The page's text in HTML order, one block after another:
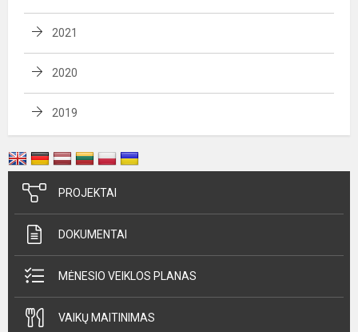
2021
2020
2019
PROJEKTAI
DOKUMENTAI
MĖNESIO VEIKLOS PLANAS
VAIKŲ MAITINIMAS